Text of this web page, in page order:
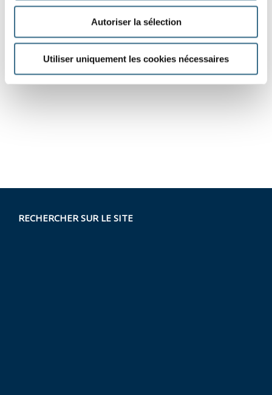
Autoriser la sélection
Utiliser uniquement les cookies nécessaires
RECHERCHER SUR LE SITE